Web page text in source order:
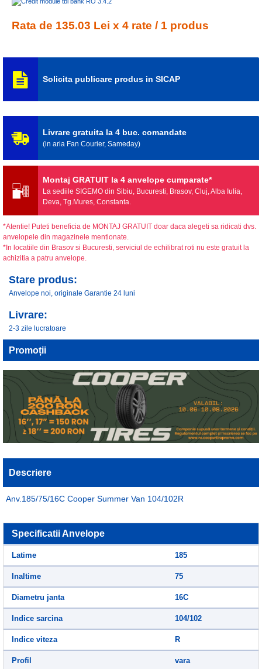
Rata de 135.03 Lei x 4 rate / 1 produs
Solicita publicare produs in SICAP
Livrare gratuita la 4 buc. comandate
(in aria Fan Courier, Sameday)
Montaj GRATUIT la 4 anvelope cumparate*
La sediile SIGEMO din Sibiu, Bucuresti, Brasov, Cluj, Alba Iulia,
Deva, Tg.Mures, Constanta.
*Atentie! Puteti beneficia de MONTAJ GRATUIT doar daca alegeti sa ridicati dvs.
anvelopele din magazinele mentionate.
*In locatiile din Brasov si Bucuresti, serviciul de echilibrat roti nu este gratuit la
achizitia a patru anvelope.
Stare produs:
Anvelope noi, originale Garantie 24 luni
Livrare:
2-3 zile lucratoare
Promoții
Descriere
Anv.185/75/16C Cooper Summer Van 104/102R
Specificatii Anvelope
Latime 185
Inaltime 75
Diametru janta 16C
Indice sarcina 104/102
Indice viteza R
Profil vara